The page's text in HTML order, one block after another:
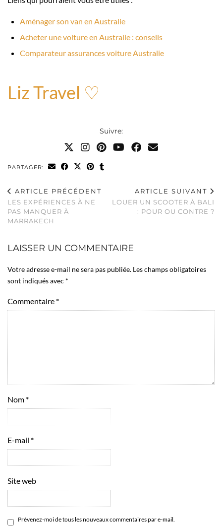
Aménager son van en Australie
Acheter une voiture en Australie : conseils
Comparateur assurances voiture Australie
Liz Travel ♡
Suivre:
PARTAGER:
ARTICLE PRÉCÉDENT
LES EXPÉRIENCES À NE
PAS MANQUER À
MARRAKECH
ARTICLE SUIVANT
LOUER UN SCOOTER À BALI
: POUR OU CONTRE ?
LAISSER UN COMMENTAIRE
Votre adresse e-mail ne sera pas publiée. Les champs obligatoires
sont indiqués avec *
Commentaire *
Nom *
E-mail *
Site web
Prévenez-moi de tous les nouveaux commentaires par e-mail.